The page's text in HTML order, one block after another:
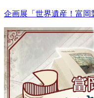
企画展「世界遺産！富